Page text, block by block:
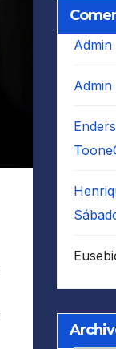
Admin
Admin